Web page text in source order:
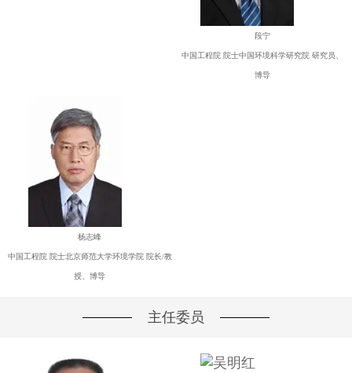
段宁
中国工程院 院士中国环境科学研究院 研究员、
博导
杨志峰
中国工程院 院士北京师范大学环境学院 院长/教
授、博导
主任委员